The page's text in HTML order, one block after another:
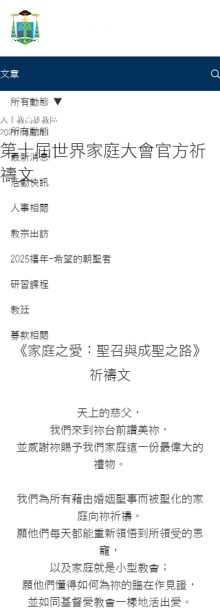
文章
所有動態
最新消息
活動快訊
人事相關
教宗出訪
2025禧年-希望的朝聖者
研習課程
教廷
募款相關
所有動態
第十屆世界家庭大會官方祈
禱文
天主教高雄教區
2021年8月3日
《家庭之愛：聖召與成聖之路》
祈禱文
天上的慈父，
我們來到祢台前讚美祢，
並感謝祢賜予我們家庭這一份最偉大的
禮物。
我們為所有藉由婚姻聖事而被聖化的家
庭向祢祈禱。
願他們每天都能重新領悟到所領受的恩
寵，
以及家庭就是小型教會；
願他們懂得如何為祢的臨在作見證，
並如同基督愛教會一樣地活出愛。